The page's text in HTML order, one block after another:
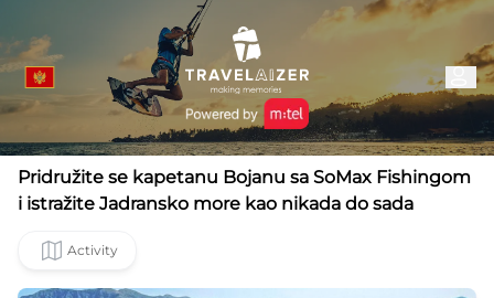
Pridružite se kapetanu Bojanu sa SoMax Fishingom
i istražite Jadransko more kao nikada do sada
Activity